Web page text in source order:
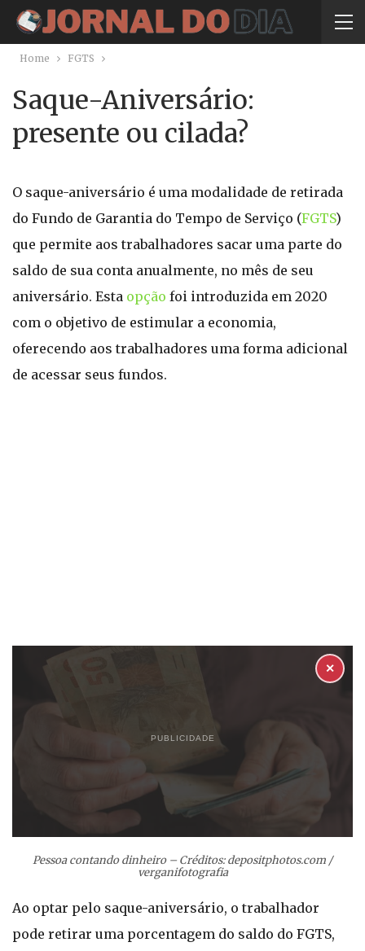
Home FGTS
Saque-Aniversário:
presente ou cilada?
O saque-aniversário é uma modalidade de retirada
do Fundo de Garantia do Tempo de Serviço (FGTS)
que permite aos trabalhadores sacar uma parte do
saldo de sua conta anualmente, no mês de seu
aniversário. Esta opção foi introduzida em 2020
com o objetivo de estimular a economia,
oferecendo aos trabalhadores uma forma adicional
de acessar seus fundos.
PUBLICIDADE
✕
Pessoa contando dinheiro – Créditos: depositphotos.com /
verganifotografia
Ao optar pelo saque-aniversário, o trabalhador
pode retirar uma porcentagem do saldo do FGTS,